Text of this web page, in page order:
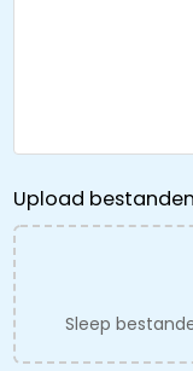
Upload
Sleep